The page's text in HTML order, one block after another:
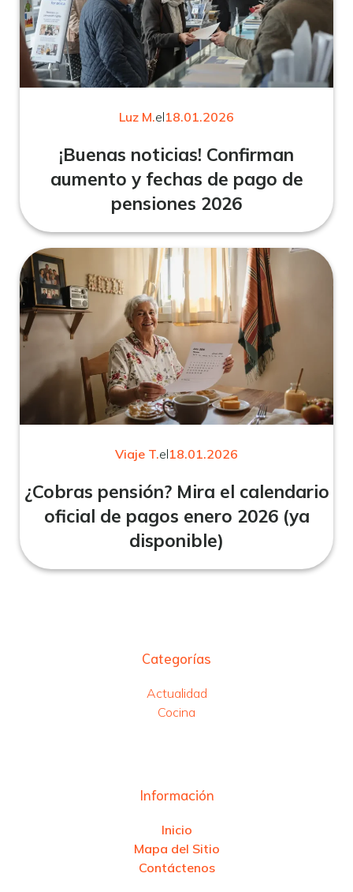
Luz M.el18.01.2026
¡Buenas noticias! Confirman
aumento y fechas de pago de
pensiones 2026
Viaje T.el18.01.2026
¿Cobras pensión? Mira el calendario
oficial de pagos enero 2026 (ya
disponible)
Categorías
Actualidad
Cocina
Información
Inicio
Mapa del Sitio
Contáctenos